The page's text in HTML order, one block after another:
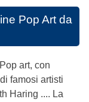
Pop Art da
art, con
famosi artisti
Haring .... La